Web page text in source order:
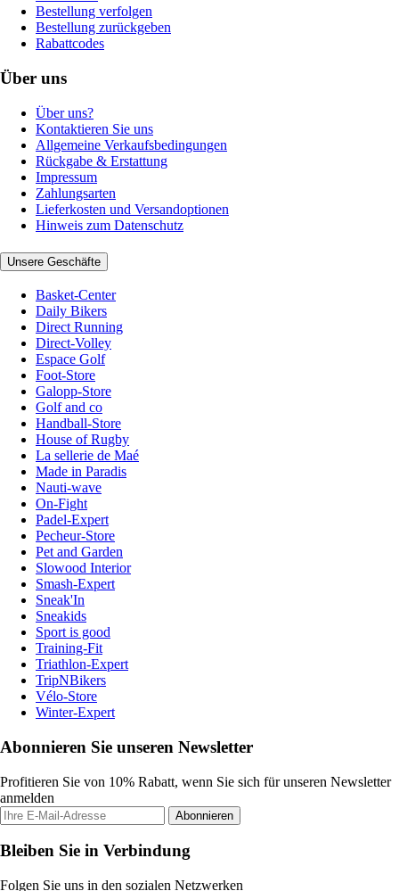
Bestellung verfolgen
Bestellung zurückgeben
Rabattcodes
Über uns
Über uns?
Kontaktieren Sie uns
Allgemeine Verkaufsbedingungen
Rückgabe & Erstattung
Impressum
Zahlungsarten
Lieferkosten und Versandoptionen
Hinweis zum Datenschutz
Unsere Geschäfte
Basket-Center
Daily Bikers
Direct Running
Direct-Volley
Espace Golf
Foot-Store
Galopp-Store
Golf and co
Handball-Store
House of Rugby
La sellerie de Maé
Made in Paradis
Nauti-wave
On-Fight
Padel-Expert
Pecheur-Store
Pet and Garden
Slowood Interior
Smash-Expert
Sneak'In
Sneakids
Sport is good
Training-Fit
Triathlon-Expert
TripNBikers
Vélo-Store
Winter-Expert
Abonnieren Sie unseren Newsletter
Profitieren Sie von 10% Rabatt, wenn Sie sich für unseren Newsletter
anmelden
Abonnieren
Bleiben Sie in Verbindung
Folgen Sie uns in den sozialen Netzwerken